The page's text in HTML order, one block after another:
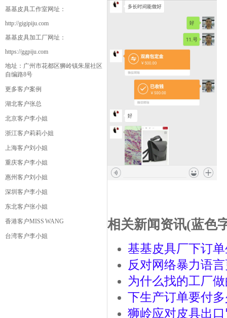
基基皮具工作室网址：
http://gigipiju.com
基基皮具加工厂网址：
https://ggpiju.com
地址： 广州市花都区狮岭镇朱屋社区
自编路8号
更多客户案例
湖北客户张总
北京客户李小姐
浙江客户莉莉小姐
上海客户刘小姐
重庆客户李小姐
惠州客户刘小姐
深圳客户李小姐
东北客户张小姐
香港客户MISS WANG
台湾客户李小姐
相关新闻资讯(蓝色
基基皮具厂下订
反对网络暴力语
为什么找的工厂
下生产订单要付
狮岭应对皮具出